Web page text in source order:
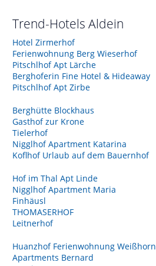
Trend-Hotels Aldein
Hotel Zirmerhof
Ferienwohnung Berg Wieserhof
Pitschlhof Apt Lärche
Berghoferin Fine Hotel & Hideaway
Pitschlhof Apt Zirbe
Berghütte Blockhaus
Gasthof zur Krone
Tielerhof
Nigglhof Apartment Katarina
Koflhof Urlaub auf dem Bauernhof
Hof im Thal Apt Linde
Nigglhof Apartment Maria
Finhäusl
THOMASERHOF
Leitnerhof
Huanzhof Ferienwohnung Weißhorn
Apartments Bernard